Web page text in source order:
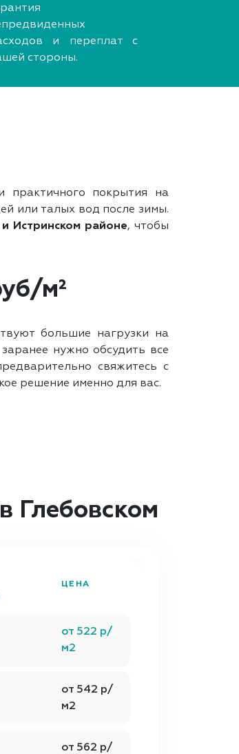
и переплат с
стороны.
практичного покрытия на
или талых вод после зимы.
Истринском районе, чтобы
м²
большие нагрузки на
нужно обсудить все
свяжитесь с
решение именно для вас.
Глебовском
ЦЕНА
от 522 р/
м2
от 542 р/
м2
от 562 р/